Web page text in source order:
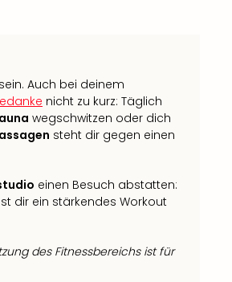
Auch bei deinem
nicht zu kurz: Täglich
wegschwitzen oder dich
steht dir gegen einen
einen Besuch abstatten:
dir ein stärkendes Workout
des Fitnessbereichs ist für